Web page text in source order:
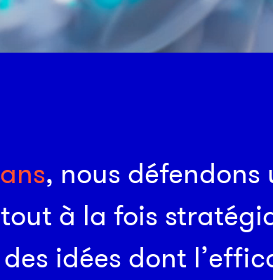
ans, nous défendons
tout à la fois stratégi
des idées dont l’efc